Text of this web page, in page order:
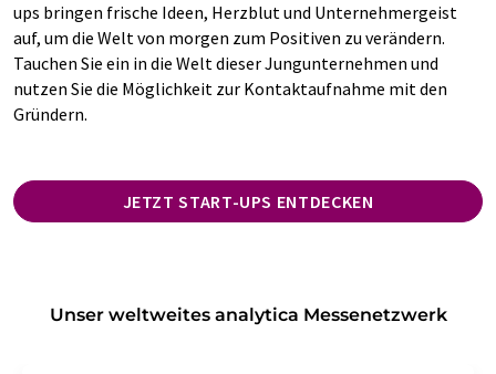
ups bringen frische Ideen, Herzblut und Unternehmergeist
auf, um die Welt von morgen zum Positiven zu verändern.
Tauchen Sie ein in die Welt dieser Jungunternehmen und
nutzen Sie die Möglichkeit zur Kontaktaufnahme mit den
Gründern.
JETZT START-UPS ENTDECKEN
Unser weltweites analytica Messenetzwerk